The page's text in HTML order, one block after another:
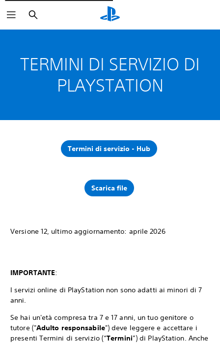
Cerca
TERMINI DI SERVIZIO DI
PLAYSTATION
Termini di servizio - Hub
Scarica file
Versione 12, ultimo aggiornamento: aprile 2026
IMPORTANTE:
I servizi online di PlayStation non sono adatti ai minori di 7
anni.
Se hai un'età compresa tra 7 e 17 anni, un tuo genitore o
tutore ("Adulto responsabile") deve leggere e accettare i
presenti Termini di servizio (“Termini”) di PlayStation. Anche